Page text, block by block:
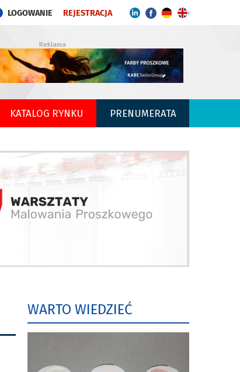
LOGOWANIE REJESTRACJA
Reklama
KATALOG RYNKU PRENUMERATA
WARTO WIEDZIEĆ